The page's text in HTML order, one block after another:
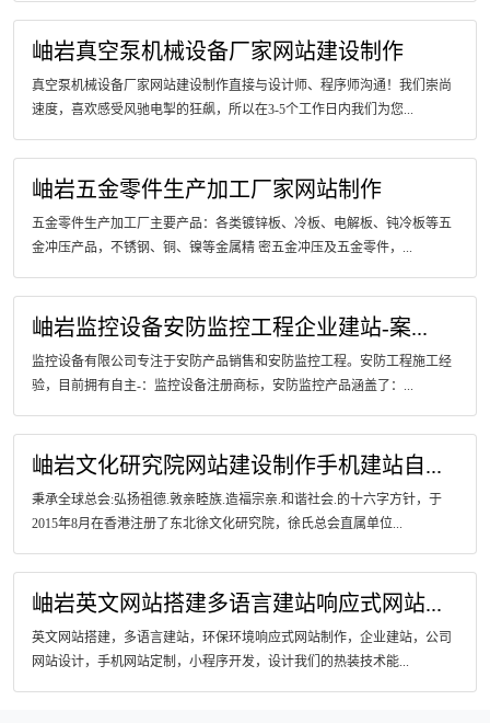
岫岩真空泵机械设备厂家网站建设制作
真空泵机械设备厂家网站建设制作直接与设计师、程序师沟通！我们崇尚
速度，喜欢感受风驰电掣的狂飙，所以在3-5个工作日内我们为您...
岫岩五金零件生产加工厂家网站制作
五金零件生产加工厂主要产品：各类镀锌板、冷板、电解板、钝冷板等五
金冲压产品，不锈钢、铜、镍等金属精 密五金冲压及五金零件，...
岫岩​监控设备安防监控工程企业建站-案...
监控设备有限公司专注于安防产品销售和安防监控工程。安防工程施工经
验，目前拥有自主-：监控设备注册商标，安防监控产品涵盖了：...
岫岩文化研究院网站建设制作手机建站自...
秉承全球总会:弘扬祖德.敦亲睦族.造福宗亲.和谐社会.的十六字方针，于
2015年8月在香港注册了东北徐文化研究院，徐氏总会直属单位...
岫岩英文网站搭建多语言建站响应式网站...
英文网站搭建，多语言建站，环保环境响应式网站制作，企业建站，公司
网站设计，手机网站定制，小程序开发，设计我们的热装技术能...